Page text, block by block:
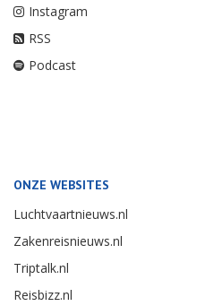
Instagram
RSS
Podcast
ONZE WEBSITES
Luchtvaartnieuws.nl
Zakenreisnieuws.nl
Triptalk.nl
Reisbizz.nl